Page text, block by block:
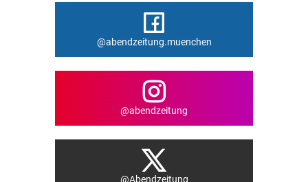
@abendzeitung.muenchen
@abendzeitung
@Abendzeitung